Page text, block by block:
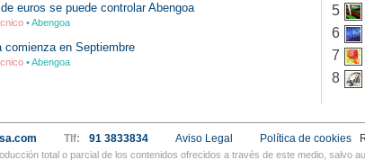
euros se puede controlar Abengoa
• Abengoa
comienza en Septiembre
• Abengoa
5
6
7
8
Tlf: 91 3833834 Aviso Legal Política de cookies
total o parcial de los contenidos ofrecidos a través de este medio, salvo